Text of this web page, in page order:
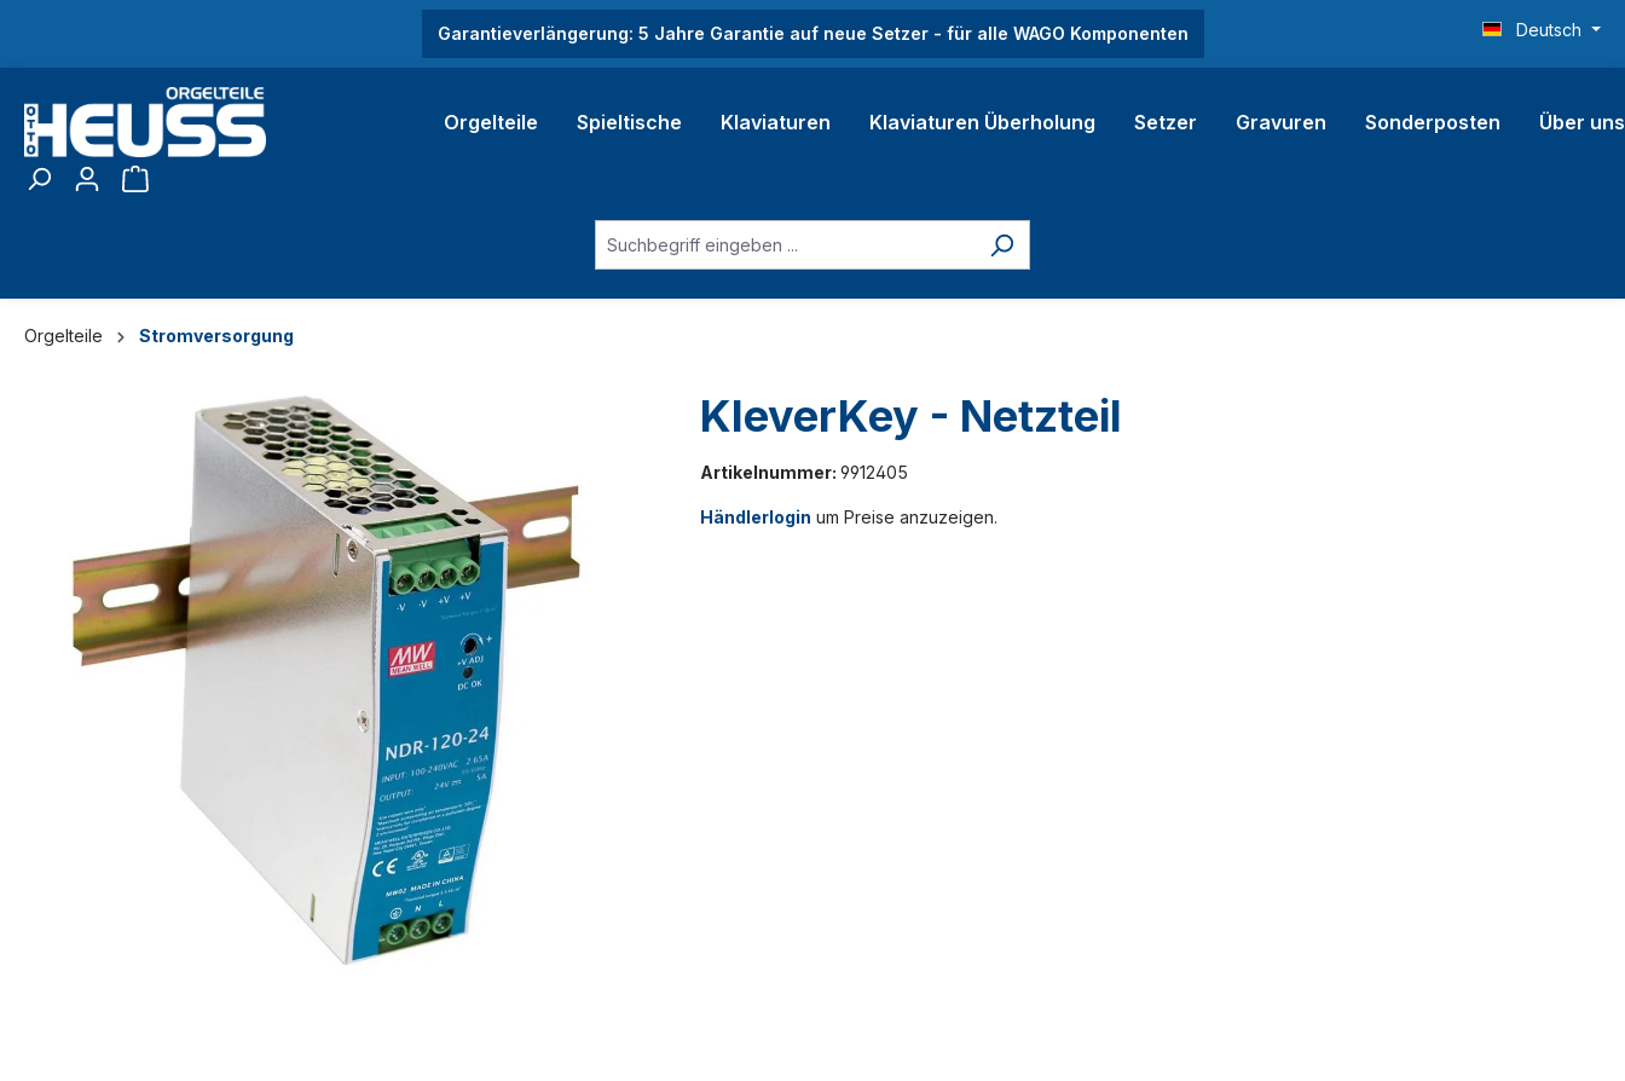
Garantieverlängerung: 5 Jahre Garantie auf neue Setzer - für alle WAGO Komponenten Deutsch
Orgelteile Spieltische Klaviaturen Klaviaturen Überholung Setzer Gravuren Sonderposten Über uns
Orgelteile Stromversorgung
Bildergalerie überspringen KleverKey - Netzteil
Artikelnummer:9912405
Händlerlogin um Preise anzuzeigen.